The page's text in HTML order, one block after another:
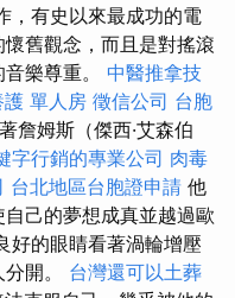
，有史以來最成功的電
舊觀念，而且是對搖滾
樂尊重。 中醫推拿技
護 單人房 徵信公司 台胞
詹姆斯（傑西·艾森伯
字行銷的專業公司 肉毒
台北地區台胞證申請 他
己的夢想成真並越過歐
好的眼睛看著渦輪增壓
開。 台灣還可以土葬